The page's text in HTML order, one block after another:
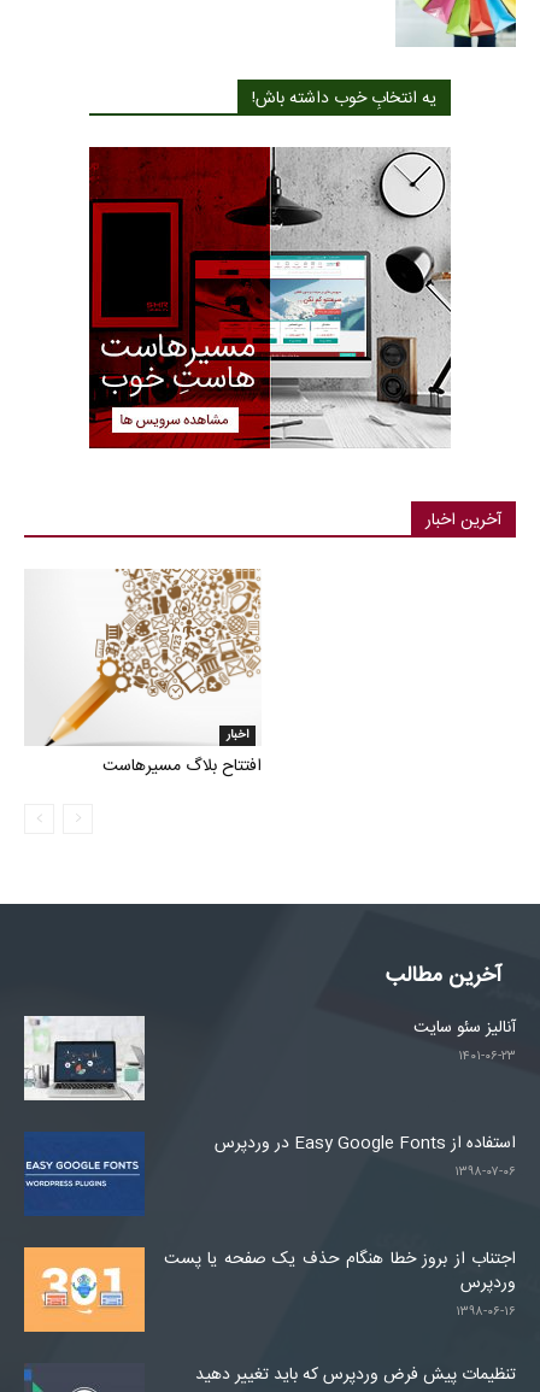
یه انتخابِ خوب داشته باش!
آخرین اخبار
اخبار
افتتاح بلاگ مسیرهاست
آخرین مطالب
آنالیز سئو سایت
۱۴۰۱-۰۶-۲۳
استفاده از Easy Google Fonts در وردپرس
۱۳۹۸-۰۷-۰۶
اجتناب از بروز خطا هنگام حذف یک صفحه یا پست
وردپرس
۱۳۹۸-۰۶-۱۶
تنظیمات پیش فرض وردپرس که باید تغییر دهید